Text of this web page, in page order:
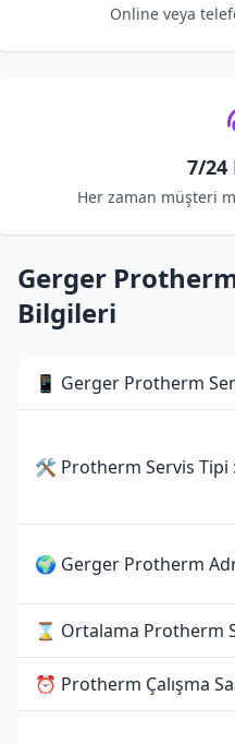
Online veya
7/24
Her zaman müşteri
Gerger
Bilgileri
📱 Gerger Protherm
🛠 Protherm Servis Tipi :
🌍 Gerger Protherm
⌛ Ortalama Protherm
⏰ Protherm Çalışma